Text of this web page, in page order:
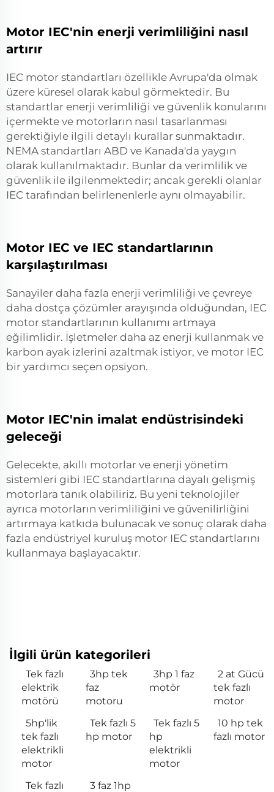
Motor IEC'nin enerji verimliliğini nasıl
artırır
IEC motor standartları özellikle Avrupa'da olmak
üzere küresel olarak kabul görmektedir. Bu
standartlar enerji verimliliği ve güvenlik konularını
içermekte ve motorların nasıl tasarlanması
gerektiğiyle ilgili detaylı kurallar sunmaktadır.
NEMA standartları ABD ve Kanada'da yaygın
olarak kullanılmaktadır. Bunlar da verimlilik ve
güvenlik ile ilgilenmektedir; ancak gerekli olanlar
IEC tarafından belirlenenlerle aynı olmayabilir.
Motor IEC ve IEC standartlarının
karşılaştırılması
Sanayiler daha fazla enerji verimliliği ve çevreye
daha dostça çözümler arayışında olduğundan, IEC
motor standartlarının kullanımı artmaya
eğilimlidir. İşletmeler daha az enerji kullanmak ve
karbon ayak izlerini azaltmak istiyor, ve motor IEC
bir yardımcı seçen opsiyon.
Motor IEC'nin imalat endüstrisindeki
geleceği
Gelecekte, akıllı motorlar ve enerji yönetim
sistemleri gibi IEC standartlarına dayalı gelişmiş
motorlara tanık olabiliriz. Bu yeni teknolojiler
ayrıca motorların verimliliğini ve güvenilirliğini
artırmaya katkıda bulunacak ve sonuç olarak daha
fazla endüstriyel kuruluş motor IEC standartlarını
kullanmaya başlayacaktır.
İlgili ürün kategorileri
Tek fazlı
elektrik
motörü
3hp tek
faz
motoru
3hp 1 faz
motör
2 at Gücü
tek fazlı
motor
5hp'lik
tek fazlı
elektrikli
motor
Tek fazlı 5
hp motor
Tek fazlı 5
hp
elektrikli
motor
10 hp tek
fazlı motor
Tek fazlı
3 faz 1hp